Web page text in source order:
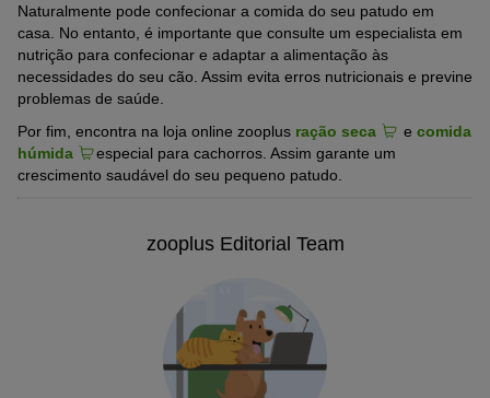
Naturalmente pode confecionar a comida do seu patudo em
casa. No entanto, é importante que consulte um especialista em
nutrição para confecionar e adaptar a alimentação às
necessidades do seu cão. Assim evita erros nutricionais e previne
problemas de saúde.
Por fim, encontra na loja online zooplus ração seca e comida
húmida
especial para cachorros. Assim garante um
crescimento saudável do seu pequeno patudo.
zooplus Editorial Team